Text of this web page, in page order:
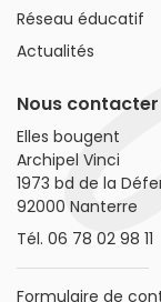
Réseau éducatif
Actualités
Nous contacter
Elles bougent
Archipel Vinci
1973 bd de la
92000 Nanterre
Tél. 06 78 02 98 11
Formulaire de